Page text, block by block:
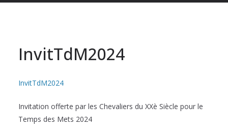
InvitTdM2024
InvitTdM2024
Invitation offerte par les Chevaliers du XXè Siècle pour le
Temps des Mets 2024